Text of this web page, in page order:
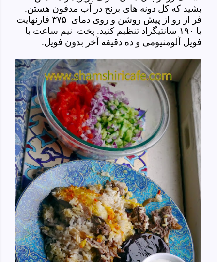
بشید که کل دونه های برنج در آب مدفون هستن.
فر از رو از پیش روشن و روی دمای ۳۷۵ فارنهایت
یا ۱۹۰ سانتیگراد تنظیم کنید. پخت نیم ساعت با
فویل آلومنیومی و ده دقیقه آخر بدون فویل.